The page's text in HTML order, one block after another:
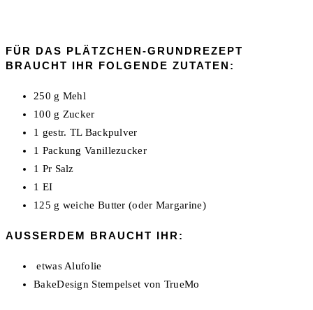
FÜR DAS PLÄTZCHEN-GRUNDREZEPT
BRAUCHT IHR FOLGENDE ZUTATEN:
250 g Mehl
100 g Zucker
1 gestr. TL Backpulver
1 Packung Vanillezucker
1 Pr Salz
1 EI
125 g weiche Butter (oder Margarine)
AUSSERDEM BRAUCHT IHR:
etwas Alufolie
BakeDesign Stempelset von TrueMo